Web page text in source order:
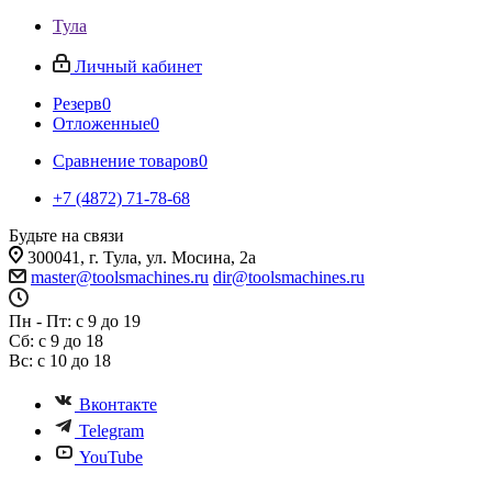
Тула
Личный кабинет
Резерв0
Отложенные0
Сравнение товаров0
+7 (4872) 71-78-68
Будьте на связи
300041, г. Тула, ул. Мосина, 2а
master@toolsmachines.ru dir@toolsmachines.ru
Пн - Пт: с 9 до 19
Сб: с 9 до 18
Вс: с 10 до 18
Вконтакте
Telegram
YouTube